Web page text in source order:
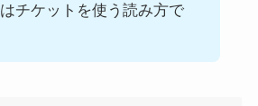
チケットを使う読み方で